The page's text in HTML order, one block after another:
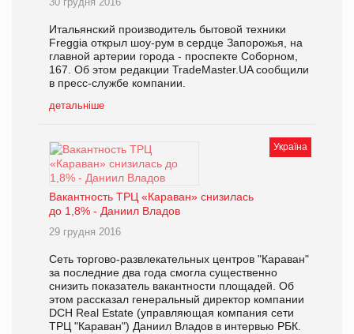
Итальянский производитель бытовой техники
Freggia открыл шоу-рум в сердце Запорожья, на
главной артерии города - проспекте Соборном,
167. Об этом редакции TradeMaster.UA сообщили
в пресс-службе компании.
детальніше
Україна
Вакантность ТРЦ «Караван» снизилась
до 1,8% - Даниил Владов
29 грудня 2016
Сеть торгово-развлекательных центров "Караван"
за последние два года смогла существенно
снизить показатель вакантности площадей. Об
этом рассказал генеральный директор компании
DCH Real Estate (управляющая компания сети
ТРЦ "Караван") Даниил Владов в интервью РБК.